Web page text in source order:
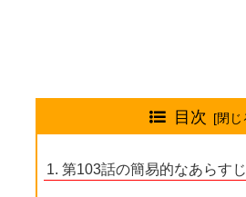
目次
第103話の簡易的なあらすじ